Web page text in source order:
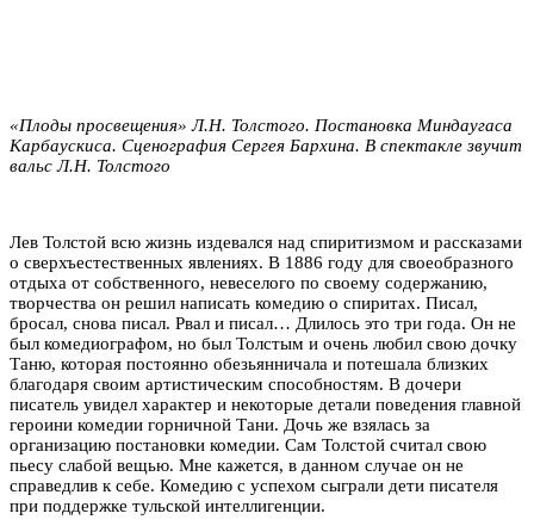
«Плоды просвещения» Л.Н. Толстого. Постановка Миндаугаса
Карбаускиса. Сценография Сергея Бархина. В спектакле звучит
вальс Л.Н. Толстого
Лев Толстой всю жизнь издевался над спиритизмом и рассказами
о сверхъестественных явлениях. В 1886 году для своеобразного
отдыха от собственного, невеселого по своему содержанию,
творчества он решил написать комедию о спиритах. Писал,
бросал, снова писал. Рвал и писал… Длилось это три года. Он не
был комедиографом, но был Толстым и очень любил свою дочку
Таню, которая постоянно обезьянничала и потешала близких
благодаря своим артистическим способностям. В дочери
писатель увидел характер и некоторые детали поведения главной
героини комедии горничной Тани. Дочь же взялась за
организацию постановки комедии. Сам Толстой считал свою
пьесу слабой вещью. Мне кажется, в данном случае он не
справедлив к себе. Комедию с успехом сыграли дети писателя
при поддержке тульской интеллигенции.